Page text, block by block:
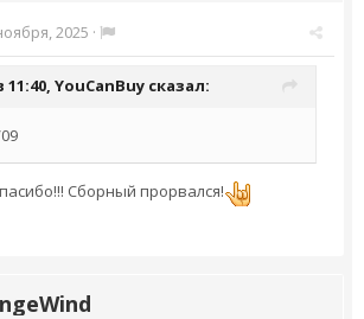
2025 ·
11:40, YouCanBuy сказал:
Сборный прорвался!